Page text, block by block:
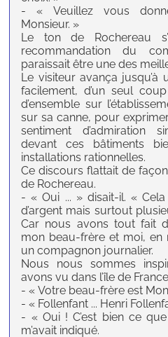
- « Veuillez vous
Monsieur. »
Le ton de Rochereau
recommandation du
paraissait être une des
Le visiteur avança jusqu’à
facilement, d’un seul
d’ensemble sur
sur sa canne, pour
sentiment d’admiration
devant ces bâtiments
installations rationnelles.
Ce discours flattait de
de Rochereau.
- « Oui ... » disait-il. «
d’argent mais surtout
Car nous avons tout fait
mon beau-frère et moi, en
un compagnon journalier.
Nous nous sommes
avons vu dans l’île de
- « Votre beau-frère est
- « Follenfant ... Henri
- « Oui ! C’est bien ce
m’avait indiqué.